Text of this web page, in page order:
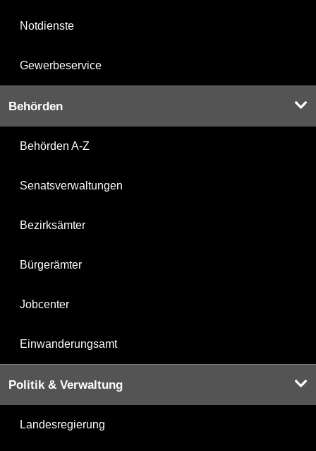
Notdienste
Gewerbeservice
Behörden
Behörden A-Z
Senatsverwaltungen
Bezirksämter
Bürgerämter
Jobcenter
Einwanderungsamt
Politik & Verwaltung
Landesregierung